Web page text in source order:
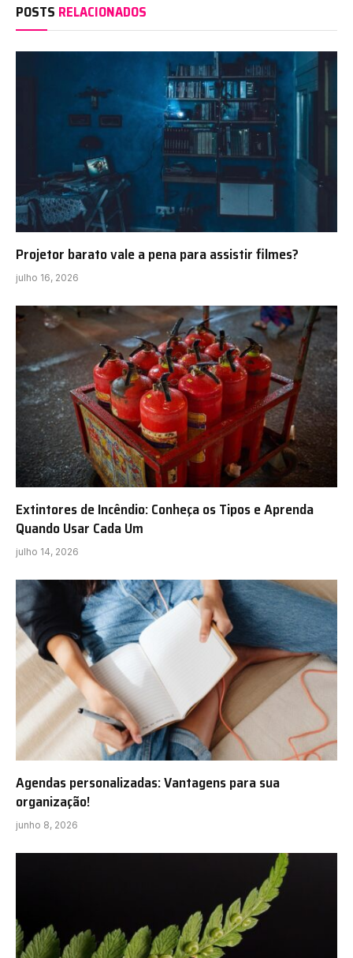
POSTS RELACIONADOS
Projetor barato vale a pena para assistir filmes?
julho 16, 2026
Extintores de Incêndio: Conheça os Tipos e Aprenda
Quando Usar Cada Um
julho 14, 2026
Agendas personalizadas: Vantagens para sua
organização!
junho 8, 2026